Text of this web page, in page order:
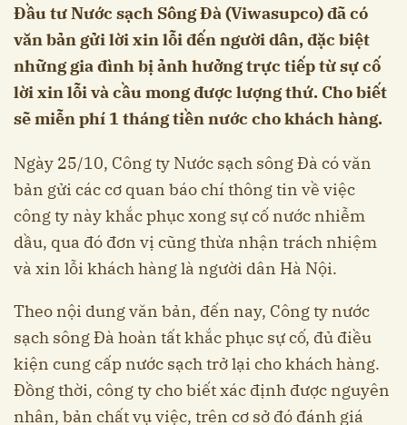
Đầu tư Nước sạch Sông Đà (Viwasupco) đã có
văn bản gửi lời xin lỗi đến người dân, đặc biệt
những gia đình bị ảnh hưởng trực tiếp từ sự cố
lời xin lỗi và cầu mong được lượng thứ. Cho biết
sẽ miễn phí 1 tháng tiền nước cho khách hàng.
Ngày 25/10, Công ty Nước sạch sông Đà có văn
bản gửi các cơ quan báo chí thông tin về việc
công ty này khắc phục xong sự cố nước nhiễm
dầu, qua đó đơn vị cũng thừa nhận trách nhiệm
và xin lỗi khách hàng là người dân Hà Nội.
Theo nội dung văn bản, đến nay, Công ty nước
sạch sông Đà hoàn tất khắc phục sự cố, đủ điều
kiện cung cấp nước sạch trở lại cho khách hàng.
Đồng thời, công ty cho biết xác định được nguyên
nhân, bản chất vụ việc, trên cơ sở đó đánh giá